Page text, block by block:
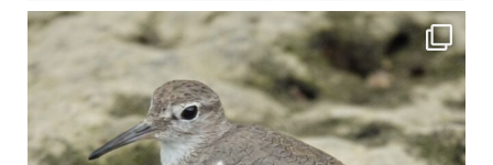
比謝川でよく見られる生き物 「イソシギ」の足に釣り針が(>_<) 比謝川は釣りが可